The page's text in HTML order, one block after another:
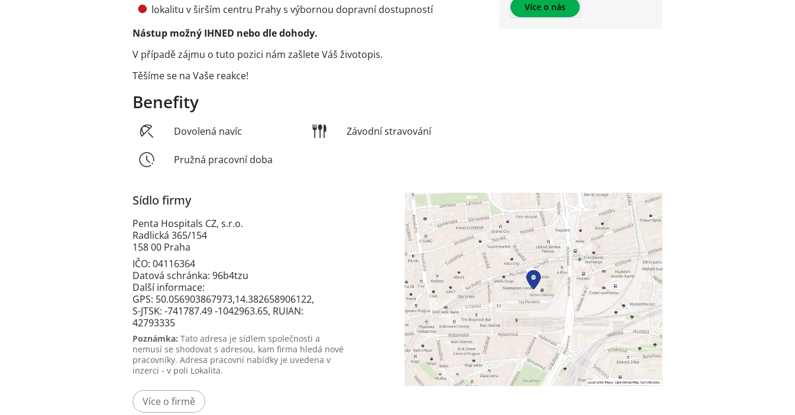
Více o nás
lokalitu v širším centru Prahy s výbornou dopravní dostupností
Nástup možný IHNED nebo dle dohody.
V případě zájmu o tuto pozici nám zašlete Váš životopis.
Těšíme se na Vaše reakce!
Benefity
Dovolená navíc
Pružná pracovní doba
Závodní stravování
Sídlo firmy
Penta Hospitals CZ, s.r.o.
Radlická 365/154
158 00 Praha
IČO: 04116364
Datová schránka: 96b4tzu
Další informace:
GPS: 50.056903867973,14.382658906122,
S-JTSK: -741787.49 -1042963.65, RUIAN:
42793335
Poznámka: Tato adresa je sídlem společnosti a
nemusí se shodovat s adresou, kam firma hledá nové
pracovníky. Adresa pracovní nabídky je uvedena v
inzerci - v poli Lokalita.
Více o firmě